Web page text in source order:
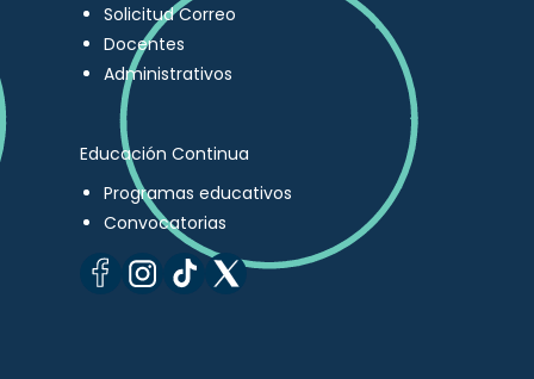
Solicitud Correo
Docentes
Administrativos
Educación Continua
Programas educativos
Convocatorias